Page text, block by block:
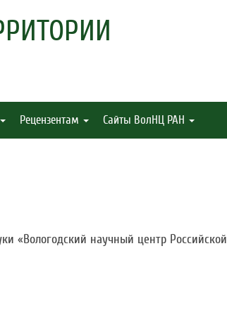
Рецензентам Сайты ВолНЦ РАН
«Вологодский научный центр Российской